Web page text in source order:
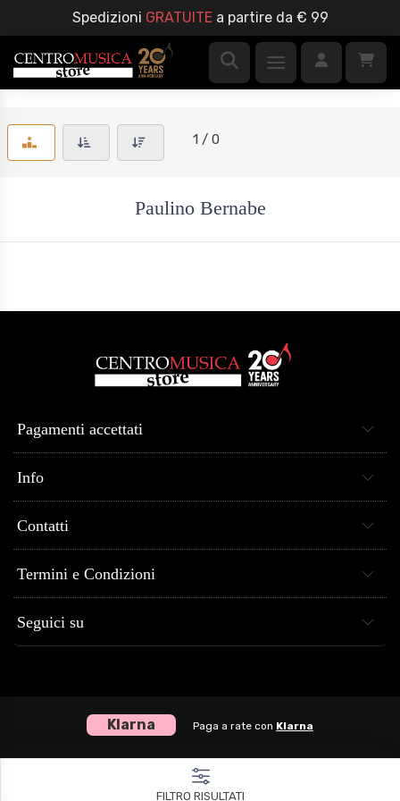
Spedizioni GRATUITEa partire da € 99
1 / 0
Paulino Bernabe
Pagamenti accettati
Info
Contatti
Termini e Condizioni
Seguici su
FILTRO RISULTATI
Klarna Paga a rate con Klarna
Centro Musica Store® dal 2005 al tuo servizio - P.Iva 04307120651